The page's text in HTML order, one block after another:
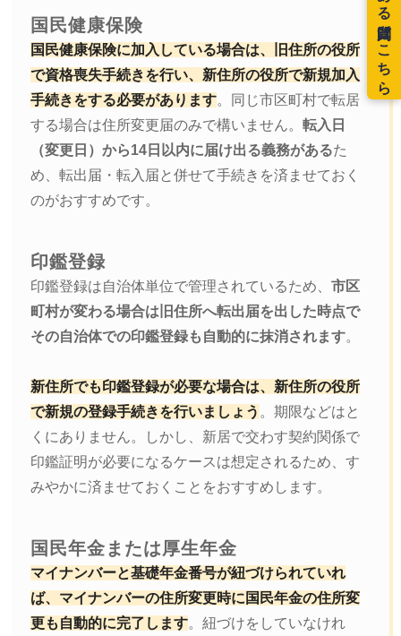
国民健康保険
国民健康保険に加入している場合は、旧住所の役所
で資格喪失手続きを行い、新住所の役所で新規加入
手続きをする必要があります。同じ市区町村で転居
する場合は住所変更届のみで構いません。転入日
（変更日）から14日以内に届け出る義務があるた
め、転出届・転入届と併せて手続きを済ませておく
のがおすすめです。
印鑑登録
印鑑登録は自治体単位で管理されているため、市区
町村が変わる場合は旧住所へ転出届を出した時点で
その自治体での印鑑登録も自動的に抹消されます。
新住所でも印鑑登録が必要な場合は、新住所の役所
で新規の登録手続きを行いましょう 。期限などはと
くにありません。しかし、新居で交わす契約関係で
印鑑証明が必要になるケースは想定されるため、す
みやかに済ませておくことをおすすめします。
国民年金または厚生年金
マイナンバーと基礎年金番号が紐づけられていれ
ば、マイナンバーの住所変更時に国民年金の住所変
更も自動的に完了します。紐づけをしていなけれ